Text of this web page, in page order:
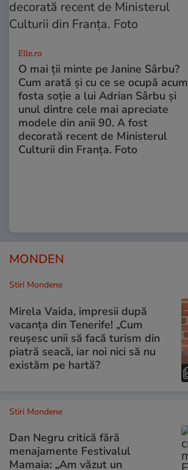
Elle.ro
O mai ții minte pe Janine Sârbu?
Cum arată și cu ce se ocupă acum
fosta soție a lui Adrian Sârbu și
unul dintre cele mai apreciate
modele din anii 90. A fost
decorată recent de Ministerul
Culturii din Franța. Foto
MONDEN
Stiri Mondene
Mirela Vaida, impresii după
vacanța din Tenerife! „Cum
reușesc unii să facă turism din
piatră seacă, iar noi nici să nu
existăm pe hartă?
Stiri Mondene
Dan Negru critică fără
menajamente Festivalul
Mamaia: „Am văzut un